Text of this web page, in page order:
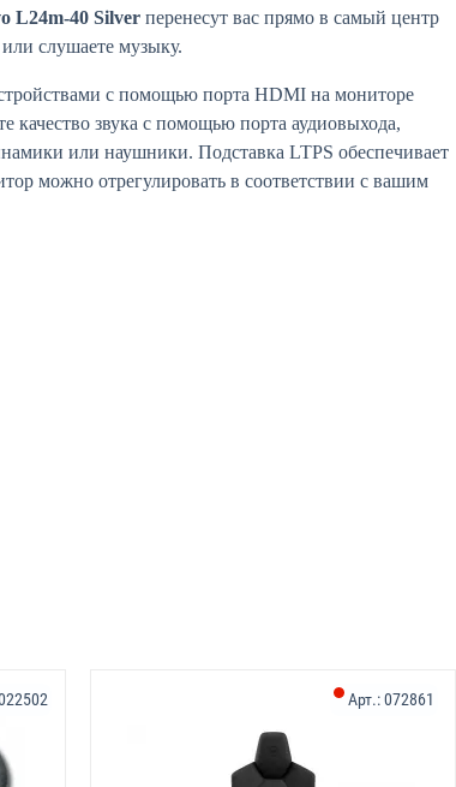
L24m-40 Silver перенесут вас прямо в самый центр
слушаете музыку.
с помощью порта HDMI на мониторе
качество звука с помощью порта аудиовыхода,
или наушники. Подставка LTPS обеспечивает
можно отрегулировать в соответствии с вашим
Арт.:072861